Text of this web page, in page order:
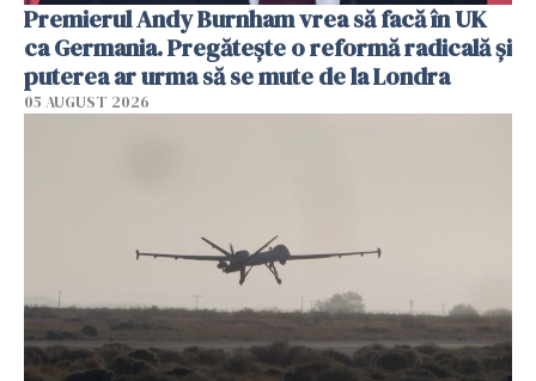
Premierul Andy Burnham vrea să facă în UK
ca Germania. Pregătește o reformă radicală și
puterea ar urma să se mute de la Londra
05 AUGUST 2026